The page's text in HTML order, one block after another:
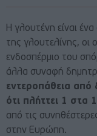
Η γλουτένη είναι
της γλουτελίνης, οι
ενδοσπέρμιο του
άλλα συναφή
εντεροπάθεια από
ότι πλήττει 1 στα
από τις
στην Ευρώπη.